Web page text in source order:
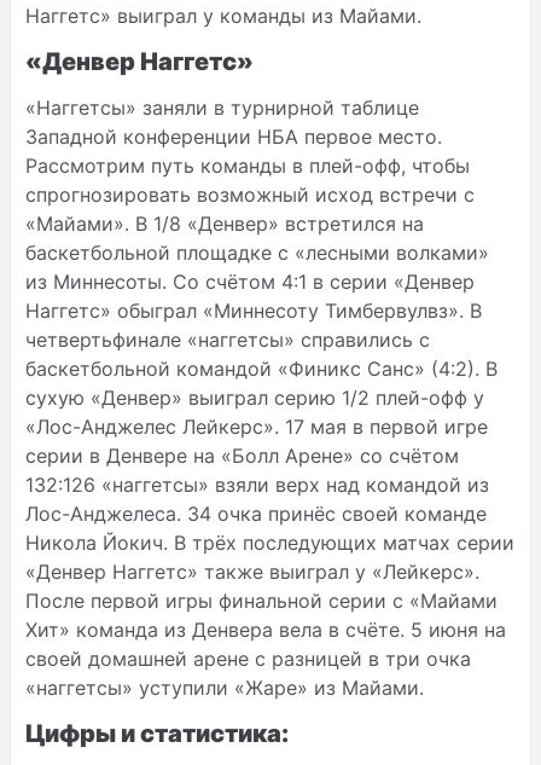
Наггетс» выиграл у команды из Майами.
«Денвер Наггетс»
«Наггетсы» заняли в турнирной таблице
Западной конференции НБА первое место.
Рассмотрим путь команды в плей-офф, чтобы
спрогнозировать возможный исход встречи с
«Майами». В 1/8 «Денвер» встретился на
баскетбольной площадке с «лесными волками»
из Миннесоты. Со счётом 4:1 в серии «Денвер
Наггетс» обыграл «Миннесоту Тимбервулвз». В
четвертьфинале «наггетсы» справились с
баскетбольной командой «Финикс Санс» (4:2). В
сухую «Денвер» выиграл серию 1/2 плей-офф у
«Лос-Анджелес Лейкерс». 17 мая в первой игре
серии в Денвере на «Болл Арене» со счётом
132:126 «наггетсы» взяли верх над командой из
Лос-Анджелеса. 34 очка принёс своей команде
Никола Йокич. В трёх последующих матчах серии
«Денвер Наггетс» также выиграл у «Лейкерс».
После первой игры финальной серии с «Майами
Хит» команда из Денвера вела в счёте. 5 июня на
своей домашней арене с разницей в три очка
«наггетсы» уступили «Жаре» из Майами.
Цифры и статистика: